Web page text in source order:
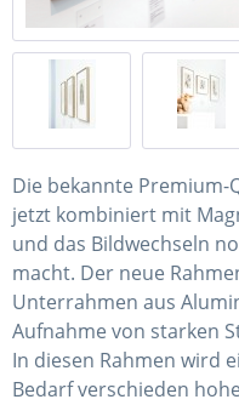
Die bekannte Premium-
jetzt kombiniert mit
und das Bildwechseln
macht. Der neue
Unterrahmen aus
Aufnahme von starken
In diesen Rahmen wird
Bedarf verschieden